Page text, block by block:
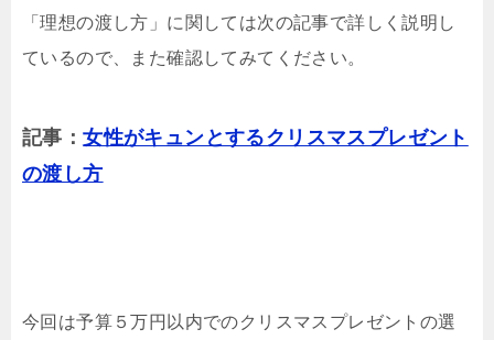
「理想の渡し方」に関しては次の記事で詳しく説明し
ているので、また確認してみてください。
記事：女性がキュンとするクリスマスプレゼント
の渡し方
今回は予算５万円以内でのクリスマスプレゼントの選